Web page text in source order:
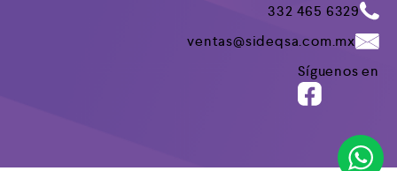
332 465 6329
ventas@sideqsa.com.mx
Síguenos en